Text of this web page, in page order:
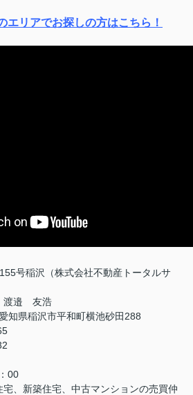
エリアでお探しの方はこちら！
稲沢（株式会社不動産トータルサ
渡邉 友浩
県稲沢市平和町横池砂田288
00
、新築住宅、中古マンションの売買仲